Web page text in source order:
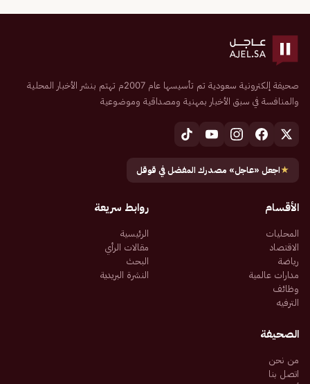
صحيفة إلكترونية سعودية تم تأسيسها عام 2007م تهتم بنشر الأخبار المحلية
والمنافسة في سبق الأخبار بمهنية ومصداقية وموضوعية
★اجعل «عاجل» مصدرك المفضل في قوقل
الأقسام
المحليات
الاقتصاد
رياضة
مدارات عالمية
وظائف
الترفيه
روابط سريعة
الرئيسية
مقالات الرأي
البحث
النشرة البريدية
الصحيفة
من نحن
اتصل بنا